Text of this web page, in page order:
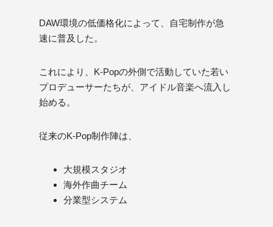
DAW環境の低価格化によって、自宅制作が急
速に普及した。
これにより、K-Popの外側で活動していた若い
プロデューサーたちが、アイドル音楽へ流入し
始める。
従来のK-Pop制作陣は、
大規模スタジオ
海外作曲チーム
分業型システム